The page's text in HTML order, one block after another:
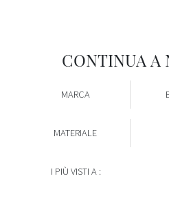
CONTINUA A
MARCA
MATERIALE
I PIÙ VISTI A :